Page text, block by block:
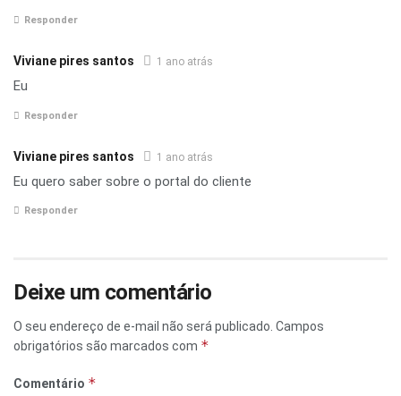
Responder
Viviane pires santos 1 ano atrás
Eu
Responder
Viviane pires santos 1 ano atrás
Eu quero saber sobre o portal do cliente
Responder
Deixe um comentário
O seu endereço de e-mail não será publicado. Campos
obrigatórios são marcados com *
Comentário *